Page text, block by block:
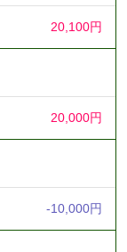
20,100円
20,000円
-10,000円